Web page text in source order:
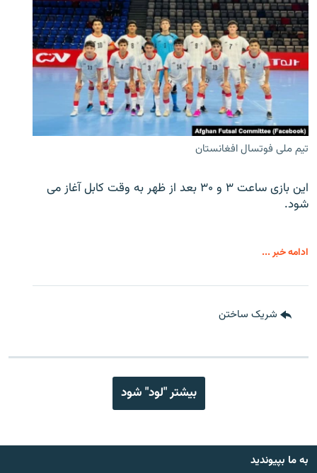
تیم ملی فوتسال افغانستان
این بازی ساعت ۳ و ۳۰ بعد از ظهر به وقت کابل آغاز می
شود.
ادامه خبر ...
شریک ساختن
بیشتر "لود" شود
به ما بپیوندید